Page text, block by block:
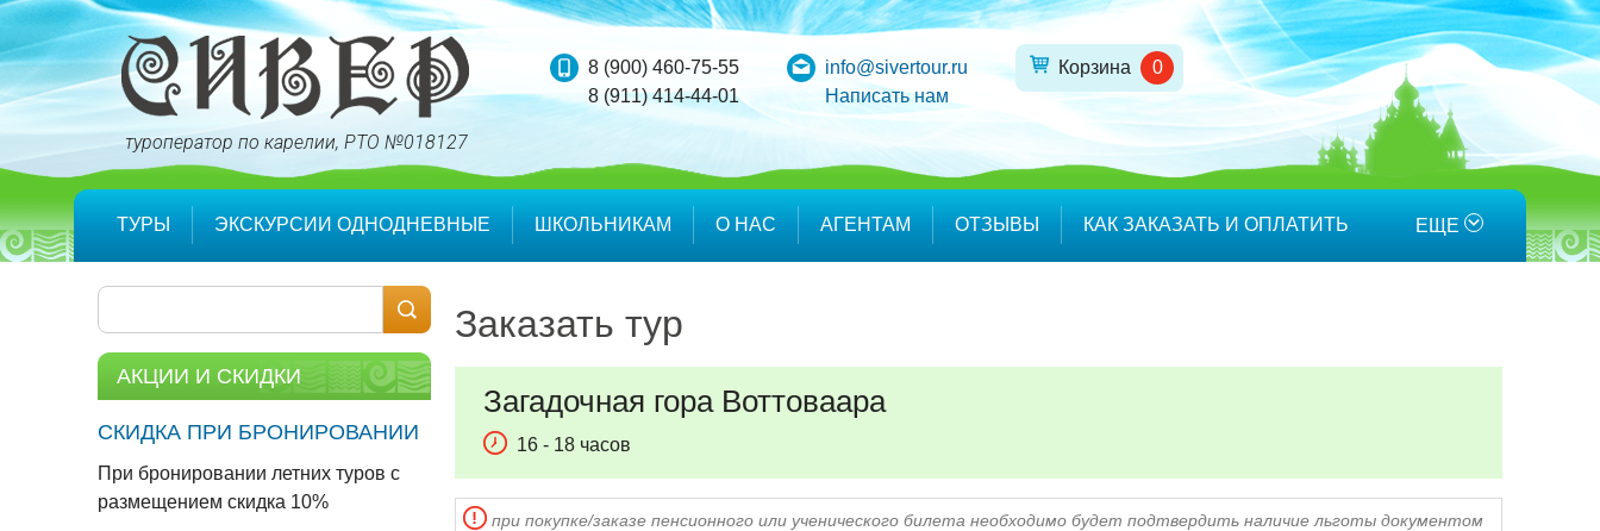
8 (900) 460-75-55
8 (911) 414-44-01
info@sivertour.ru
Написать нам
Корзина 0
туроператор по карелии
ТУРЫ ЭКСКУРСИИ ОДНОДНЕВНЫЕ ШКОЛЬНИКАМ О НАС АГЕНТАМ ОТЗЫВЫ КАК ЗАКАЗАТЬ И ОПЛАТИТЬ ЕЩЕ
АКЦИИ И СКИДКИ
СКИДКА ПРИ БРОНИРОВАНИИ
При бронировании летних туров с
размещением скидка 10%
Заказать тур
Загадочная гора Воттоваара
16 - 18 часов
при покупке/заказе пенсионного или ученического билета необходимо будет подтвердить наличие льготы документом